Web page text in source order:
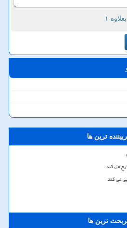
ترین ها
می کند
می کند
ترین ها